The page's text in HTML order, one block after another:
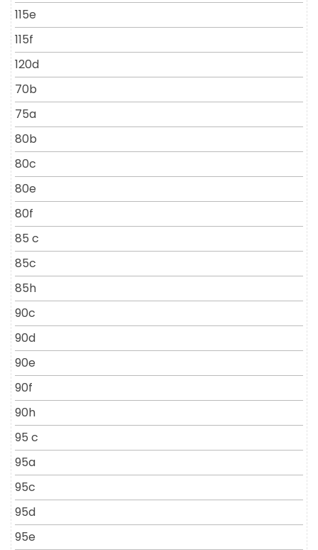
115e
115f
120d
70b
75a
80b
80c
80e
80f
85 c
85c
85h
90c
90d
90e
90f
90h
95 c
95a
95c
95d
95e